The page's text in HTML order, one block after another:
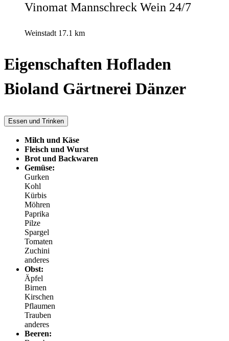
Vinomat Mannschreck Wein 24/7
Weinstadt 17.1 km
Eigenschaften Hofladen
Bioland Gärtnerei Dänzer
Essen und Trinken
Milch und Käse
Fleisch und Wurst
Brot und Backwaren
Gemüse:
Gurken
Kohl
Kürbis
Möhren
Paprika
Pilze
Spargel
Tomaten
Zuchini
anderes
Obst:
Äpfel
Birnen
Kirschen
Pflaumen
Trauben
anderes
Beeren: